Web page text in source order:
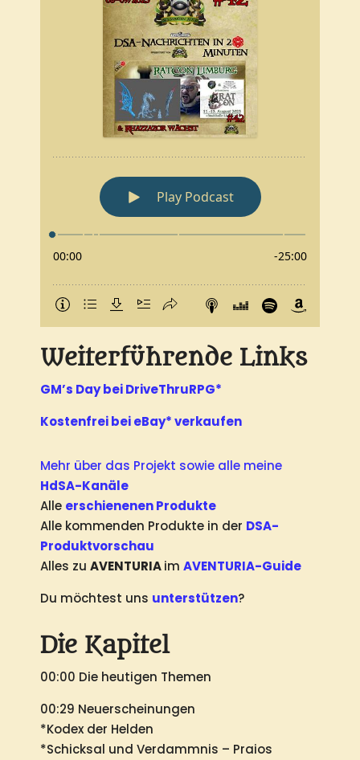
Weiterführende Links
GM’s Day bei DriveThruRPG*
Kostenfrei bei eBay* verkaufen
Mehr über das Projekt sowie alle meine
HdSA-Kanäle
Alle erschienenen Produkte
Alle kommenden Produkte in der DSA-
Produktvorschau
Alles zu AVENTURIAim AVENTURIA-Guide
Du möchtest uns unterstützen?
Die Kapitel
00:00 Die heutigen Themen
00:29 Neuerscheinungen
*Kodex der Helden
*Schicksal und Verdammnis – Praios